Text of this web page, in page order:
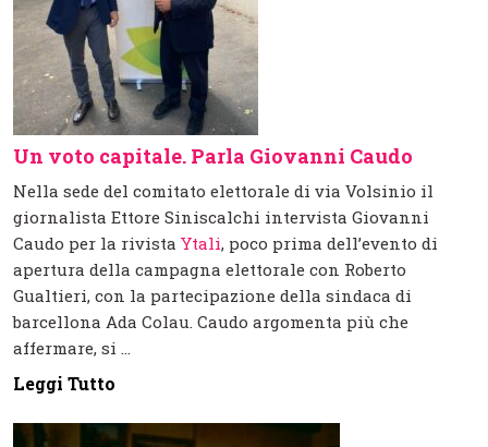
Un voto capitale. Parla Giovanni Caudo
Nella sede del comitato elettorale di via Volsinio il
giornalista Ettore Siniscalchi intervista Giovanni
Caudo per la rivista Ytali, poco prima dell’evento di
apertura della campagna elettorale con Roberto
Gualtieri, con la partecipazione della sindaca di
barcellona Ada Colau. Caudo argomenta più che
affermare, si ...
Leggi Tutto